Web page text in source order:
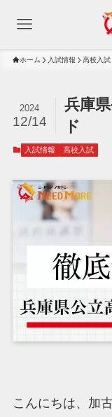
ホーム 入試情報 高校入試
兵庫
ド
2024
12/14
入試情報 高校入試
こんにちは、加